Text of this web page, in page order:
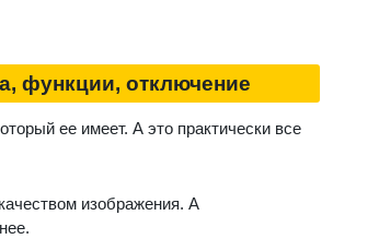
функции, отключение
ее имеет. А это практически все
изображения. А